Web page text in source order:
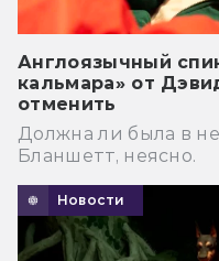
Англоязычный
кальмара» от
отменить
Должна ли была в
Бланшетт, неясно.
Новости